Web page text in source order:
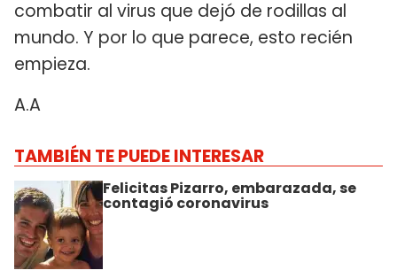
combatir al virus que dejó de rodillas al
mundo. Y por lo que parece, esto recién
empieza.
A.A
TAMBIÉN TE PUEDE INTERESAR
Felicitas Pizarro, embarazada, se
contagió coronavirus